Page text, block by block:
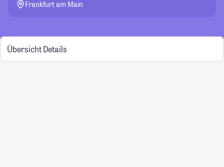
Frankfurt am Main
Übersicht Details